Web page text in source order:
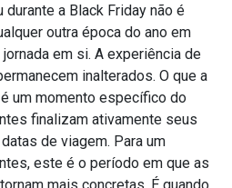
durante a Black Friday não é
outra época do ano em
em si. A experiência de
inalterados. O que a
um momento específico do
finalizam ativamente seus
de viagem. Para um
este é o período em que as
mais concretas. É quando